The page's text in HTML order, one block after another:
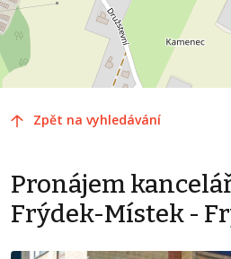
Zpět na vyhledávání
Pronájem
Frýdek-Místek -